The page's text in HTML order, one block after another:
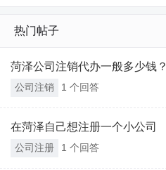
热门帖子
菏泽公司注销代办一般多少钱？
公司注销 1 个回答
在菏泽自己想注册一个小公司
公司注册 1 个回答